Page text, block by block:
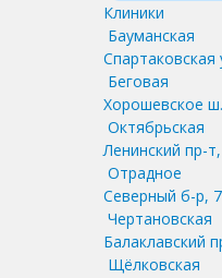
Клиники
Бауманская
Спартаковская
Беговая
Хорошевское
Октябрьская
Ленинский пр-
Отрадное
Северный б-р,
Чертановская
Балаклавский
Щёлковская